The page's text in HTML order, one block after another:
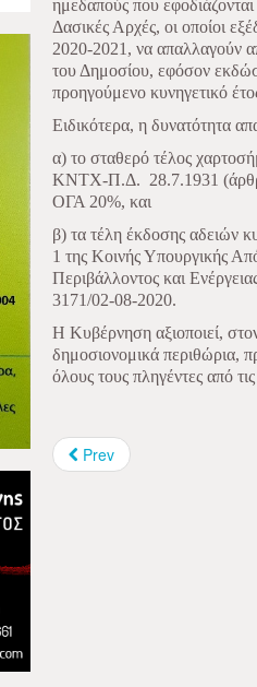
ημεδαπούς που
Δασικές Αρχές, οι οποίοι
2020-2021, να απαλλαγούν
του Δημοσίου, εφόσον
προηγούμενο κυνηγετικό
Ειδικότερα, η δυνατότητα
α) το σταθερό τέλος
ΚΝΤΧ-Π.Δ. 28.7.1931
ΟΓΑ 20%, και
β) τα τέλη έκδοσης αδειών
1 της Κοινής Υπουργικής
Περιβάλλοντος και
3171/02-08-2020.
Η Κυβέρνηση αξιοποιεί,
δημοσιονομικά περιθώρια,
όλους τους πληγέντες από
Prev